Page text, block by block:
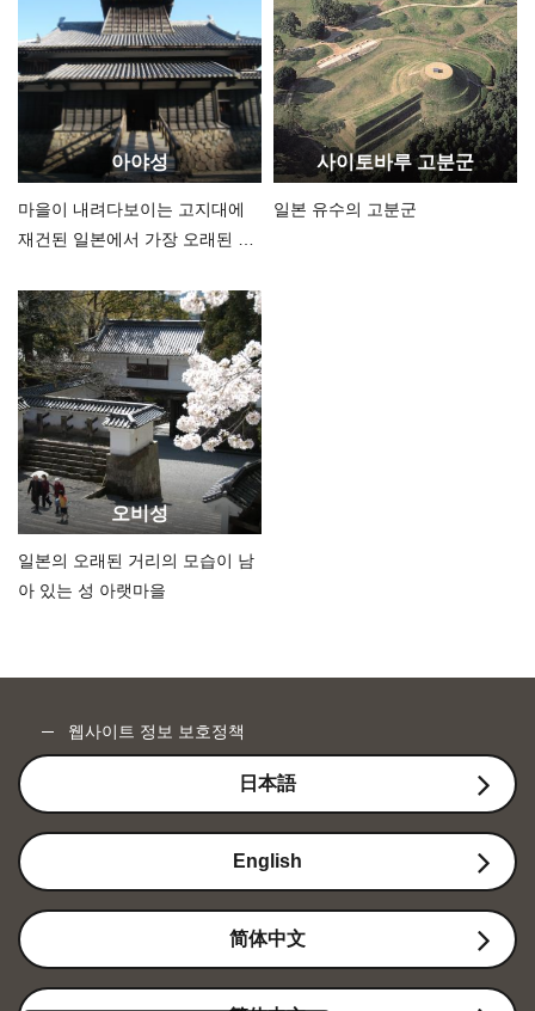
아야성
마을이 내려다보이는 고지대에
재건된 일본에서 가장 오래된 산
사이토바루 고분군
일본 유수의 고분군
오비성
일본의 오래된 거리의 모습이 남
아 있는 성 아랫마을
웹사이트 정보 보호정책
日本語
English
简体中文